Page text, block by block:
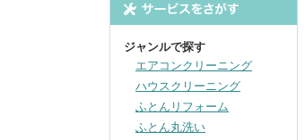
ジャンルで探す
エアコンクリーニング
ハウスクリーニング
ふとんリフォーム
ふとん丸洗い